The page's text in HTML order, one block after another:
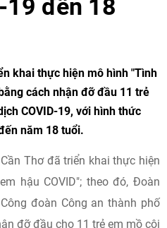
19 đến 18
khai thực hiện mô hình "Tình
cách nhận đỡ đầu 11 trẻ
COVID-19, với hình thức
năm 18 tuổi.
Thơ đã triển khai thực hiện
hậu COVID"; theo đó, Đoàn
đoàn Công an thành phố
đỡ đầu cho 11 trẻ em mồ côi